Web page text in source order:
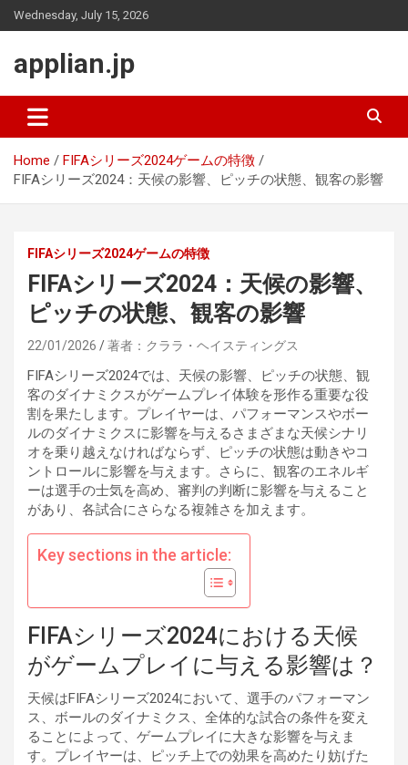
Skip
to
Wednesday, July 15, 2026
applian.jp
Home
FIFAシリーズ2024ゲームの特徴
FIFAシリーズ2024：天候の影響、ピッチの状態、観客の影響
FIFAシリーズ2024ゲームの特徴
FIFAシリーズ2024：天候の影響、
ピッチの状態、観客の影響
22/01/2026 著者：クララ・ヘイスティングス
FIFAシリーズ2024では、天候の影響、ピッチの状態、観
客のダイナミクスがゲームプレイ体験を形作る重要な役
割を果たします。プレイヤーは、パフォーマンスやボー
ルのダイナミクスに影響を与えるさまざまな天候シナリ
オを乗り越えなければならず、ピッチの状態は動きやコ
ントロールに影響を与えます。さらに、観客のエネルギ
ーは選手の士気を高め、審判の判断に影響を与えること
があり、各試合にさらなる複雑さを加えます。
Key sections in the article:
FIFAシリーズ2024における天候
がゲームプレイに与える影響は？
天候はFIFAシリーズ2024において、選手のパフォーマン
ス、ボールのダイナミクス、全体的な試合の条件を変え
ることによって、ゲームプレイに大きな影響を与えま
す。プレイヤーは、ピッチ上での効果を高めたり妨げた